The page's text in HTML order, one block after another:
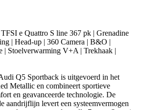
e Quattro S line 367 pk | Grenadine
| Head-up | 360 Camera | B&O |
| Stoelverwarming V+A | Trekhaak |
Q5 Sportback is uitgevoerd in het
Metallic en combineert sportieve
en geavanceerde technologie. De
aandrijflijn levert een systeemvermogen